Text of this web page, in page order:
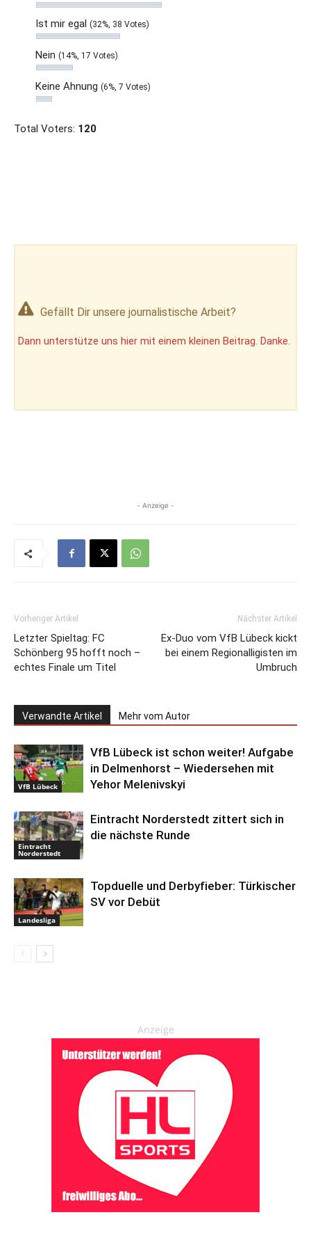
Ist mir egal (32%, 38 Votes)
Nein (14%, 17 Votes)
Keine Ahnung (6%, 7 Votes)
Total Voters: 120
Gefällt Dir unsere journalistische Arbeit?
Dann unterstütze uns hier mit einem kleinen Beitrag. Danke.
- Anzeige -
Vorheriger Artikel
Letzter Spieltag: FC
Schönberg 95 hofft noch –
echtes Finale um Titel
Nächster Artikel
Ex-Duo vom VfB Lübeck kickt
bei einem Regionalligisten im
Umbruch
Verwandte Artikel Mehr vom Autor
VfB Lübeck
VfB Lübeck ist schon weiter! Aufgabe
in Delmenhorst – Wiedersehen mit
Yehor Melenivskyi
Eintracht
Norderstedt
Eintracht Norderstedt zittert sich in
die nächste Runde
Landesliga
Topduelle und Derbyfieber: Türkischer
SV vor Debüt
Anzeige